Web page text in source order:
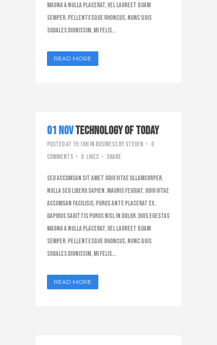
magna a nulla placerat, vel laoreet quam
semper. Pellentesque rhoncus, nunc quis
sodales dignissim, mi felis...
READ MORE
01 NovTechnology of Today
Posted at 15:18hin Businessby steven
0
Comments
0 Likes Share
Sed accumsan sit amet odio vitae ullamcorper.
Nulla sed libero sapien. Mauris feugiat, odio vitae
accumsan facilisis, purus ante placerat ex,
dapibus sagittis purus nisl in dolor. Duis egestas
magna a nulla placerat, vel laoreet quam
semper. Pellentesque rhoncus, nunc quis
sodales dignissim, mi felis...
READ MORE